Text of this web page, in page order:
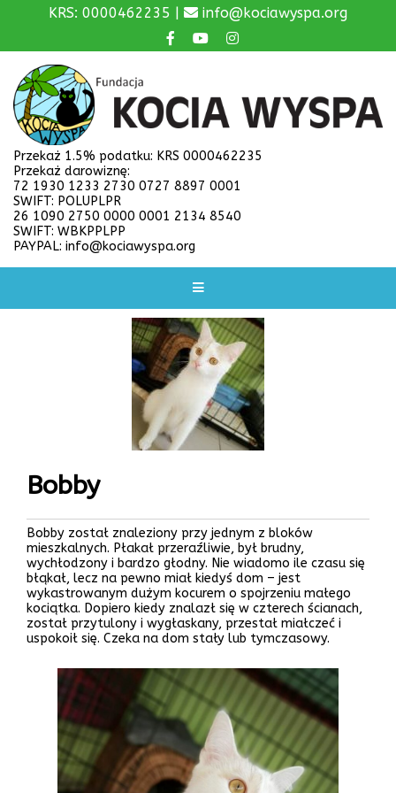
KRS: 0000462235 | info@kociawyspa.org
Przekaż 1.5% podatku: KRS 0000462235
Przekaż darowiznę:
72 1930 1233 2730 0727 8897 0001
SWIFT: POLUPLPR
26 1090 2750 0000 0001 2134 8540
SWIFT: WBKPPLPP
PAYPAL: info@kociawyspa.org
Bobby
Bobby został znaleziony przy jednym z bloków
mieszkalnych. Płakał przeraźliwie, był brudny,
wychłodzony i bardzo głodny. Nie wiadomo ile czasu się
błąkał, lecz na pewno miał kiedyś dom – jest
wykastrowanym dużym kocurem o spojrzeniu małego
kociątka. Dopiero kiedy znalazł się w czterech ścianach,
został przytulony i wygłaskany, przestał miałczeć i
uspokoił się. Czeka na dom stały lub tymczasowy.